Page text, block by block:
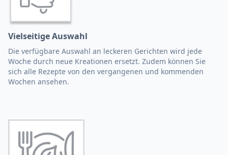
Vielseitige Auswahl
Die verfügbare Auswahl an leckeren Gerichten wird jede
Woche durch neue Kreationen ersetzt. Zudem können Sie
sich alle Rezepte von den vergangenen und kommenden
Wochen ansehen.